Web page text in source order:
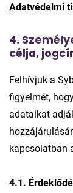
Adatvédelmi
4.
célja,
Felhívjuk a
figyelmét,
adataikat
kapcsolatban
4.1.